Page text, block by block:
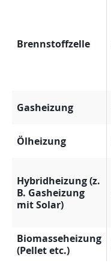
Brennstoffzelle
Gasheizung
Ölheizung
Hybridheizung (z.
B. Gasheizung
mit Solar)
Biomasseheizung
(Pellet etc.)